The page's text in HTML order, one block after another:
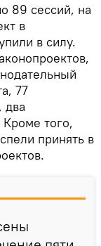
89 сессий, на
в
в силу.
77
два
Кроме того,
принять в